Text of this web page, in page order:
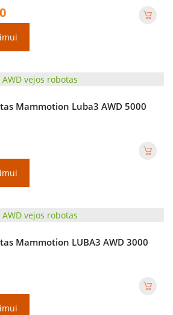
€899.00.
Mammotion Luba3 AWD 5000
Mammotion LUBA3 AWD 3000